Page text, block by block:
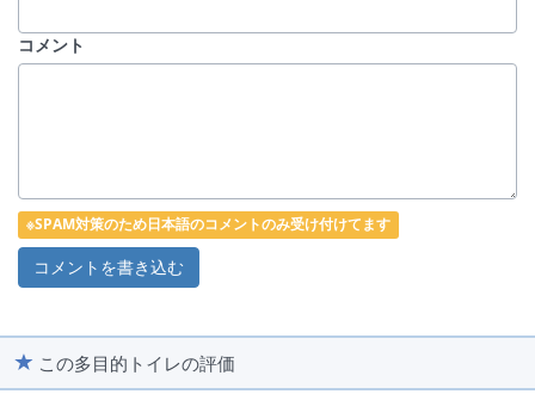
コメント
※SPAM対策のため日本語のコメントのみ受け付けてます
この多目的トイレの評価